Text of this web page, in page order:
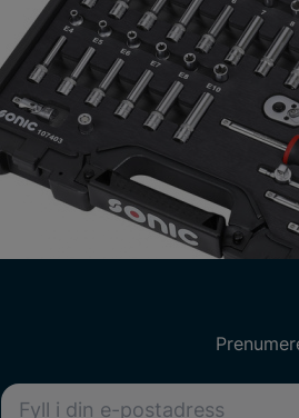
80 mm
360 mm
E-postadress